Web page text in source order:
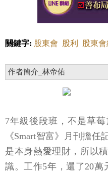
關鍵字: 股東會 股利 股東
作者簡介_林帝佑
7年級後段班，不是草
《Smart智富》月刊擔
是本身熱愛理財，所以
識。工作5年，還了20萬